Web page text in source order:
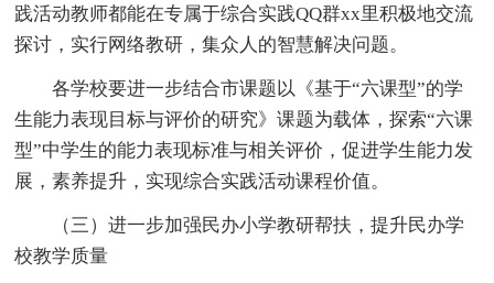
践活动教师都能在专属于综合实践QQ群xx里积极地交流
探讨，实行网络教研，集众人的智慧解决问题。
各学校要进一步结合市课题以《基于“六课型”的学
生能力表现目标与评价的研究》课题为载体，探索“六课
型”中学生的能力表现标准与相关评价，促进学生能力发
展，素养提升，实现综合实践活动课程价值。
（三）进一步加强民办小学教研帮扶，提升民办学
校教学质量